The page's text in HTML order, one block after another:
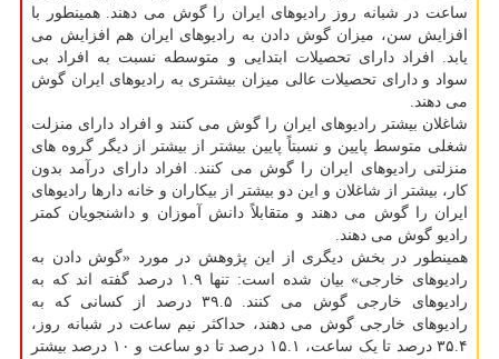
ساعت در شبانه روز رادیوهای ایران را گوش می دهند. همینطور با
افزایش سن، میزان گوش دادن به رادیوهای ایران هم افزایش می
یابد. افراد دارای تحصیلات ابتدایی و متوسطه نسبت به افراد بی
سواد و دارای تحصیلات عالی میزان بیشتری به رادیوهای ایران گوش
می دهند.
شاغلان بیشتر رادیوهای ایران را گوش می کنند و افراد دارای منزلت
شغلی متوسط پایین و نسبتاً پایین بیشتر از بیشتر از دیگر گروه های
منزلتی رادیوهای ایران را گوش می کنند. افراد دارای درآمد بدون
کار، بیشتر از شاغلان و این دو بیشتر از بیکاران و خانه دارها رادیوهای
ایران را گوش می دهند و متقابلاً دانش آموزان و داشنجویان کمتر
رادیو گوش می دهند.
همینطور در بخش دیگری از این پژوهش در مورد «گوش دادن به
رادیوهای خارجی» بیان شده است: تنها ۱.۹ درصد گفته اند که به
رادیوهای خارجی گوش می کنند. ۳۹.۵ درصد از کسانی که به
رادیوهای خارجی گوش می دهند، حداکثر نیم ساعت در شبانه روز،
۳۵.۴ درصد تا یک ساعت، ۱۵.۱ درصد تا دو ساعت و ۱۰ درصد بیشتر